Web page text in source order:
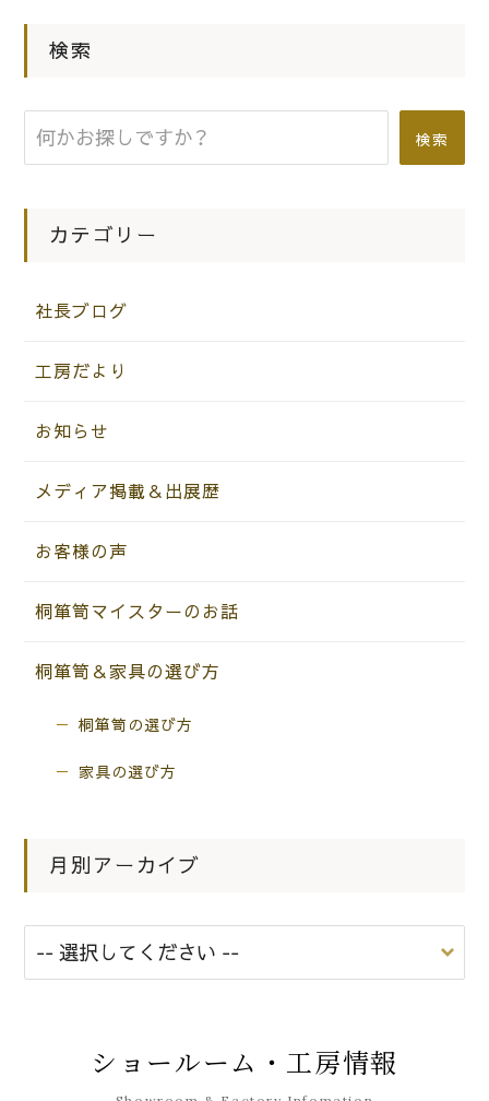
じり祭にむけて・・・
検索
検索
カテゴリー
社長ブログ
工房だより
お知らせ
メディア掲載＆出展歴
お客様の声
桐箪笥マイスターのお話
桐箪笥＆家具の選び方
桐箪笥の選び方
家具の選び方
月別アーカイブ
ショールーム・工房情報